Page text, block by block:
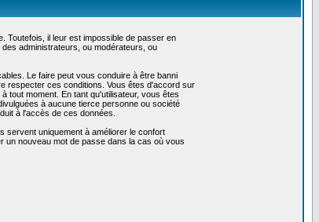
Toutefois, il leur est impossible de passer en
administrateurs, ou modérateurs, ou
Le faire peut vous conduire à être banni
respecter ces conditions. Vous êtes d'accord sur
tout moment. En tant qu'utilisateur, vous êtes
à aucune tierce personne ou société
à l'accès de ces données.
servent uniquement à améliorer le confort
un nouveau mot de passe dans la cas où vous